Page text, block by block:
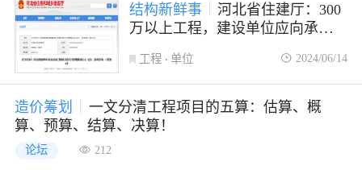
结构新鲜事
河北省住建厅：300
万以上工程，建设单位应向承包单
入概算
工程 单位 2024/06/14
造价筹划
一文分清工程项目的五算：估算、概
算、预算、结算、决算！
论坛 212